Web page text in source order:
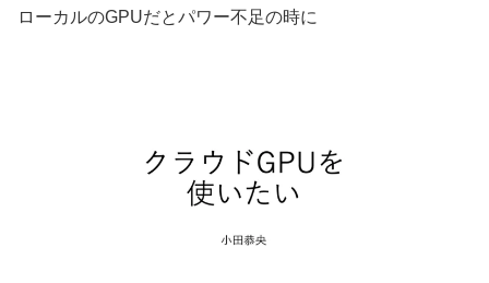
ローカルのGPUだとパワー不足の時に